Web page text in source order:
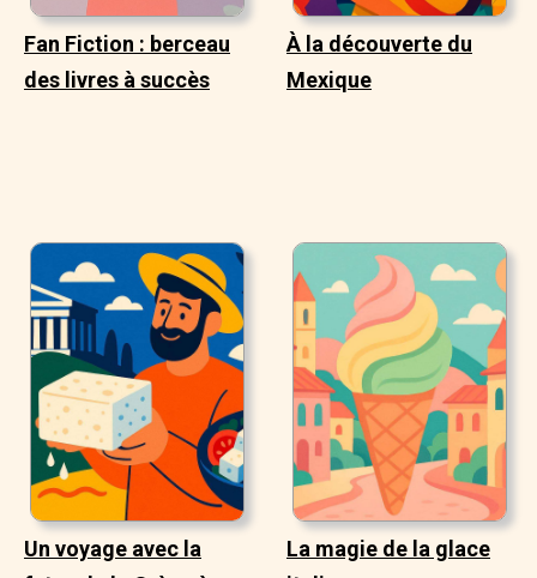
Fan Fiction : berceau
des livres à succès
À la découverte du
Mexique
Un voyage avec la
La magie de la glace